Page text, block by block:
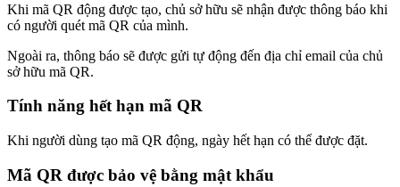
Khi mã QR động được tạo, chủ sở hữu sẽ nhận được thông báo khi
có người quét mã QR của mình.
Ngoài ra, thông báo sẽ được gửi tự động đến địa chỉ email của chủ
sở hữu mã QR.
Tính năng hết hạn mã QR
Khi người dùng tạo mã QR động, ngày hết hạn có thể được đặt.
Mã QR được bảo vệ bằng mật khẩu